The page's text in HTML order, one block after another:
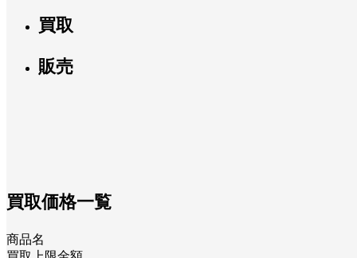
買取
販売
買取価格一覧
商品名